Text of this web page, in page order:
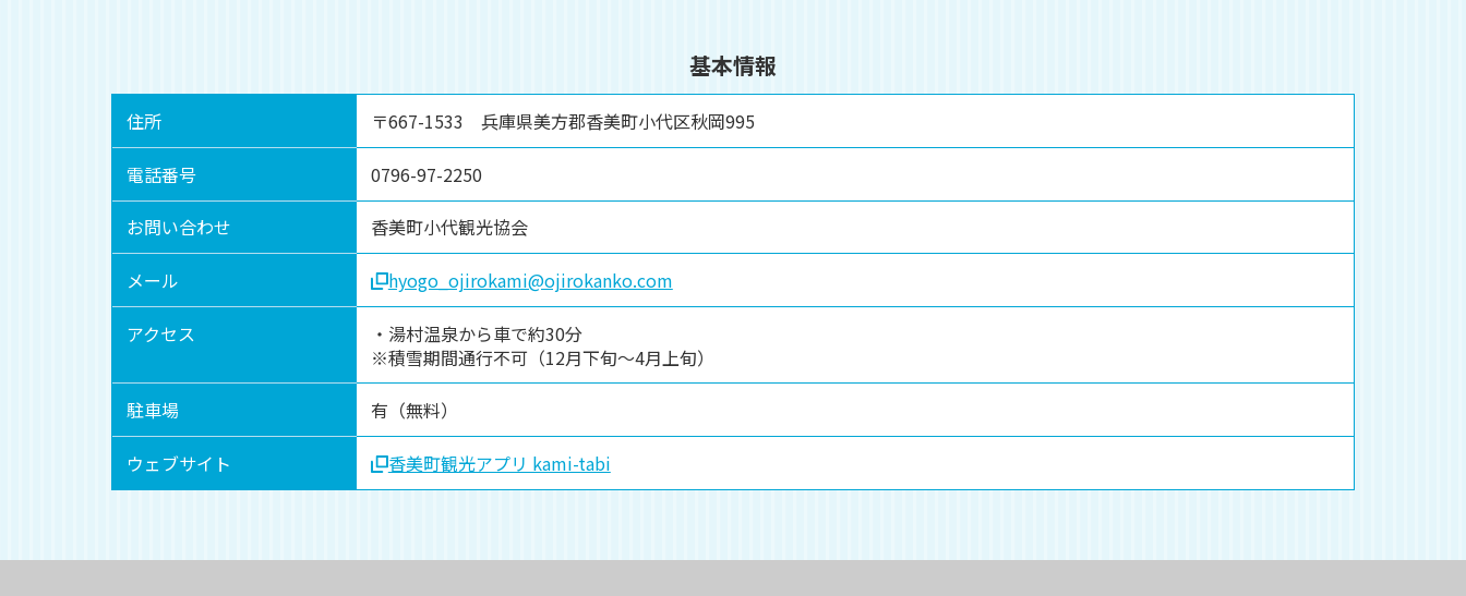
基本情報
住所 〒667-1533 兵庫県美方郡香美町小代区秋岡995
電話番号 0796-97-2250
お問い合わせ 香美町小代観光協会
メール hyogo_ojirokami@ojirokanko.com
アクセス
・湯村温泉から車で約30分
※積雪期間通行不可（12月下旬～4月上旬）
駐車場 有（無料）
ウェブサイト 香美町観光アプリ kami-tabi